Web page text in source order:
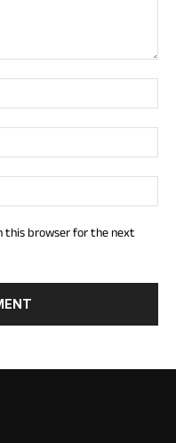
this browser for the next